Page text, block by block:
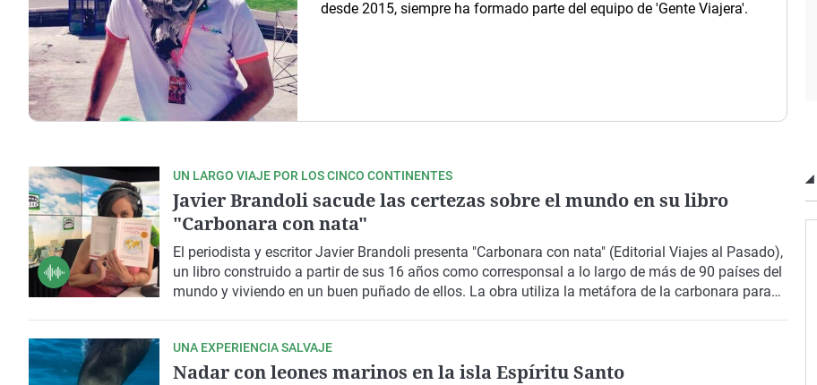
desde 2015, siempre ha formado parte del equipo de 'Gente Viajera'.
UN LARGO VIAJE POR LOS CINCO CONTINENTES
Javier Brandoli sacude las certezas sobre el mundo en su libro
"Carbonara con nata"
El periodista y escritorJavier Brandoli presenta "Carbonara con nata" (Editorial Viajes al Pasado),
un libro construido a partir de sus 16 años como corresponsal a lo largo de más de 90 países del
mundo y viviendo en un buen puñado de ellos. La obra utiliza la metáfora de la carbonara para
proponehacernos dudar de las certezas que tenemos sobre el mundo
UNA EXPERIENCIA SALVAJE
Nadar con leones marinos en la isla Espíritu Santo